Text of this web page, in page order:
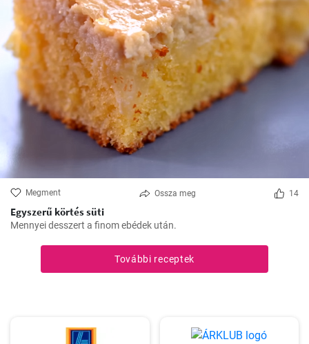
Megment Ossza meg 14
Egyszerű körtés süti
Mennyei desszert a finom ebédek után.
További receptek